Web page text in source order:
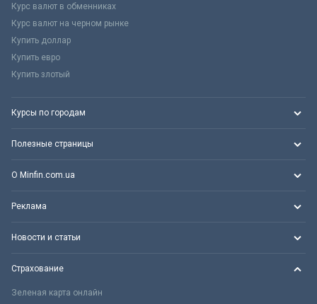
Курс валют в обменниках
Курс валют на черном рынке
Купить доллар
Купить евро
Купить злотый
Курсы по городам
Полезные страницы
О Minfin.com.ua
Реклама
Новости и статьи
Страхование
Зеленая карта онлайн